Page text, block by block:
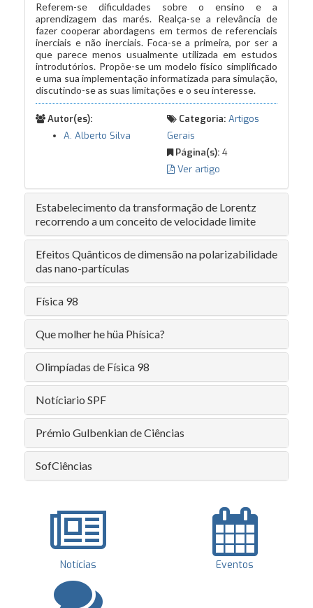
Referem-se dificuldades sobre o ensino e a
aprendizagem das marés. Realça-se a relevância de
fazer cooperar abordagens em termos de referenciais
inerciais e não inerciais. Foca-se a primeira, por ser a
que parece menos usualmente utilizada em estudos
introdutórios. Propõe-se um modelo físico simplificado
e uma sua implementação informatizada para simulação,
discutindo-se as suas limitações e o seu interesse.
Autor(es):
A. Alberto Silva
Categoria: Artigos
Gerais
Página(s): 4
Ver artigo
Estabelecimento da transformação de Lorentz
recorrendo a um conceito de velocidade limite
Efeitos Quânticos de dimensão na polarizabilidade
das nano-partículas
Física 98
Que molher he hüa Phísica?
Olimpíadas de Física 98
Notíciario SPF
Prémio Gulbenkian de Ciências
SofCiências
Notícias Eventos